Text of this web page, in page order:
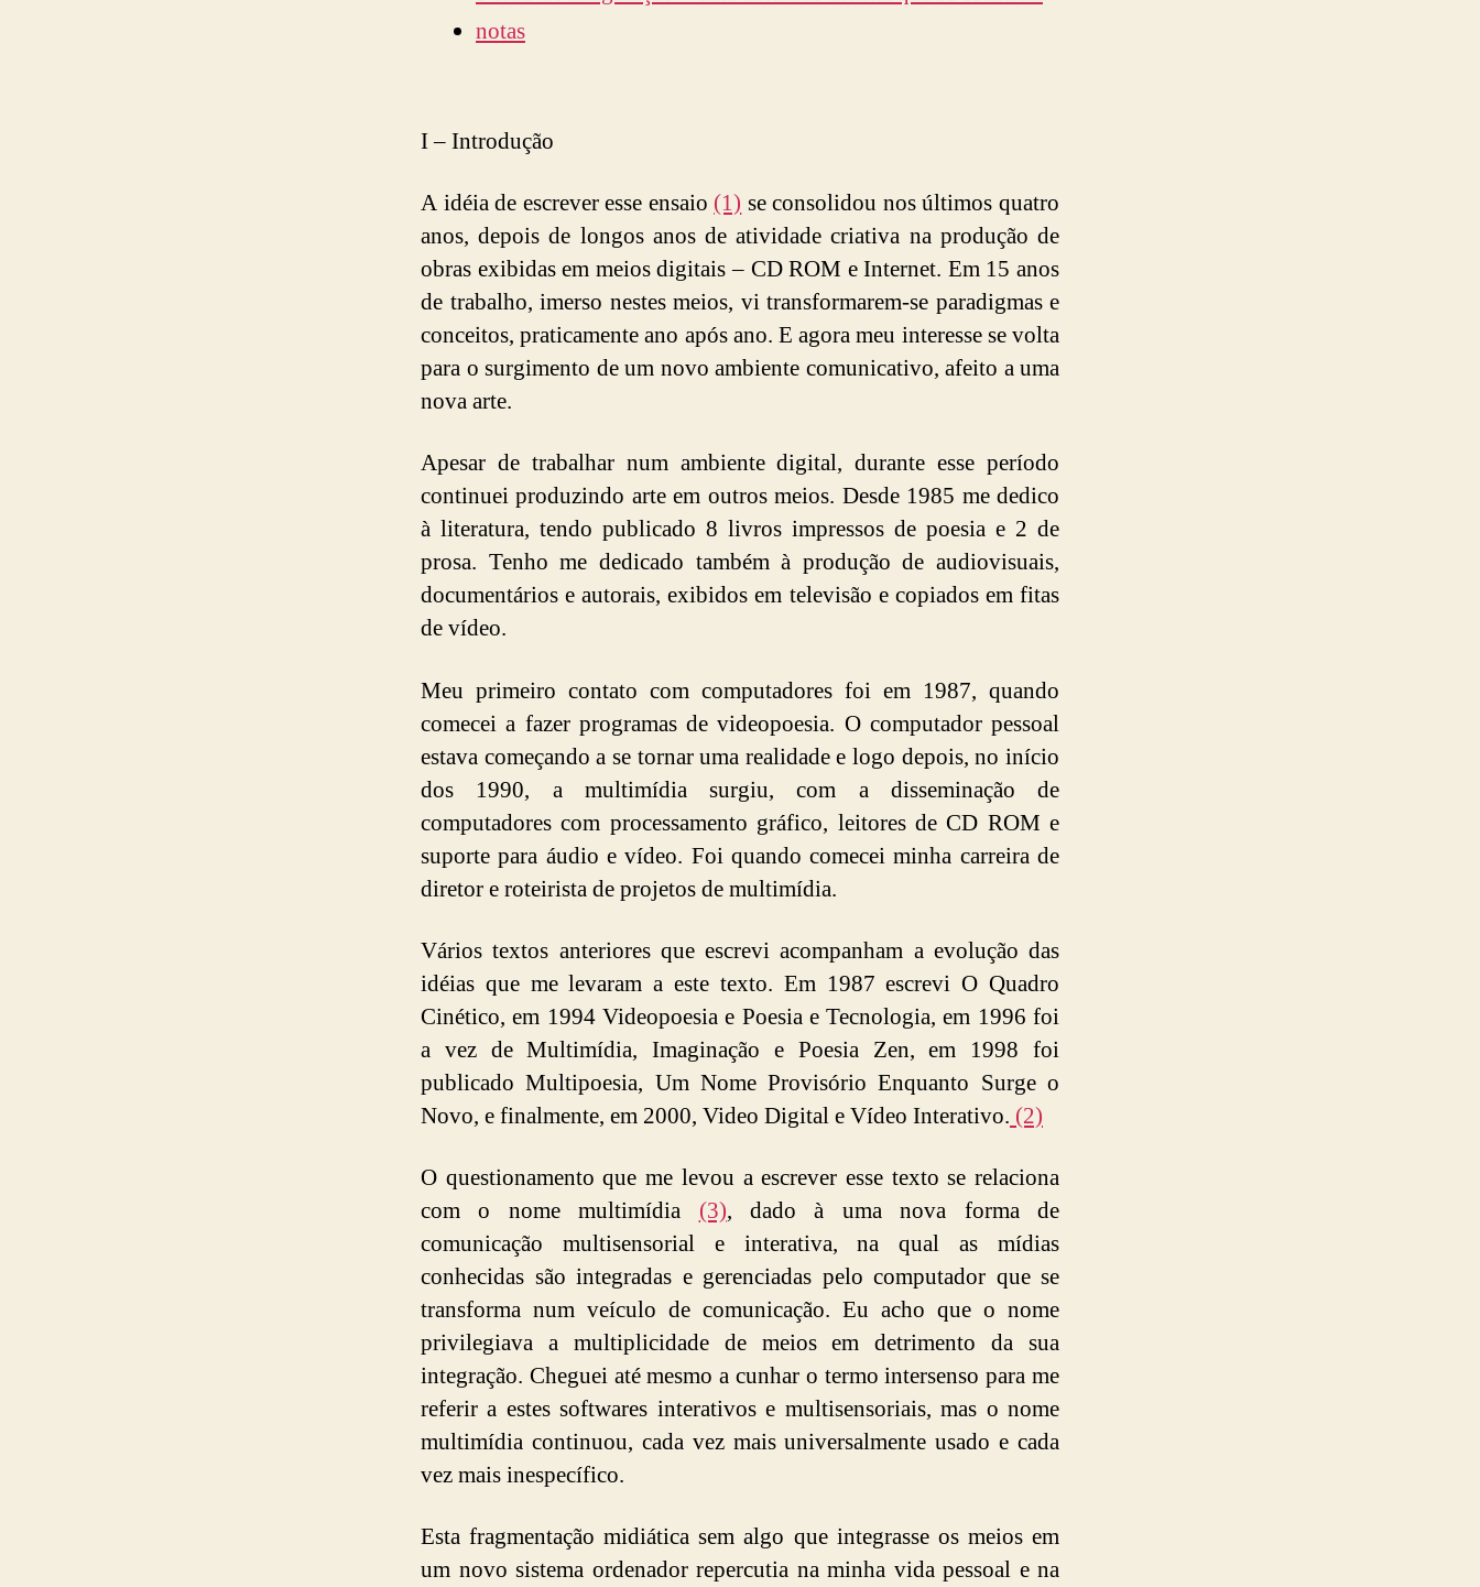
notas
I – Introdução
A idéia de escrever esse ensaio (1) se consolidou nos últimos quatro
anos, depois de longos anos de atividade criativa na produção de
obras exibidas em meios digitais – CD ROM e Internet. Em 15 anos
de trabalho, imerso nestes meios, vi transformarem-se paradigmas e
conceitos, praticamente ano após ano. E agora meu interesse se volta
para o surgimento de um novo ambiente comunicativo, afeito a uma
nova arte.
Apesar de trabalhar num ambiente digital, durante esse período
continuei produzindo arte em outros meios. Desde 1985 me dedico
à literatura, tendo publicado 8 livros impressos de poesia e 2 de
prosa. Tenho me dedicado também à produção de audiovisuais,
documentários e autorais, exibidos em televisão e copiados em fitas
de vídeo.
Meu primeiro contato com computadores foi em 1987, quando
comecei a fazer programas de videopoesia. O computador pessoal
estava começando a se tornar uma realidade e logo depois, no início
dos 1990, a multimídia surgiu, com a disseminação de
computadores com processamento gráfico, leitores de CD ROM e
suporte para áudio e vídeo. Foi quando comecei minha carreira de
diretor e roteirista de projetos de multimídia.
Vários textos anteriores que escrevi acompanham a evolução das
idéias que me levaram a este texto. Em 1987 escrevi O Quadro
Cinético, em 1994 Videopoesia e Poesia e Tecnologia, em 1996 foi
a vez de Multimídia, Imaginação e Poesia Zen, em 1998 foi
publicado Multipoesia, Um Nome Provisório Enquanto Surge o
Novo, e finalmente, em 2000, Video Digital e Vídeo Interativo. (2)
O questionamento que me levou a escrever esse texto se relaciona
com o nome multimídia (3), dado à uma nova forma de
comunicação multisensorial e interativa, na qual as mídias
conhecidas são integradas e gerenciadas pelo computador que se
transforma num veículo de comunicação. Eu acho que o nome
privilegiava a multiplicidade de meios em detrimento da sua
integração. Cheguei até mesmo a cunhar o termo intersenso para me
referir a estes softwares interativos e multisensoriais, mas o nome
multimídia continuou, cada vez mais universalmente usado e cada
vez mais inespecífico.
Esta fragmentação midiática sem algo que integrasse os meios em
um novo sistema ordenador repercutia na minha vida pessoal e na